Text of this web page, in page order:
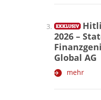
2026 –
Global AG
mehr